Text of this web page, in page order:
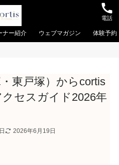
電話
ナー紹介 ウェブマガジン 体験予約
東戸塚）からcortis
セスガイド2026年
2026年6月19日